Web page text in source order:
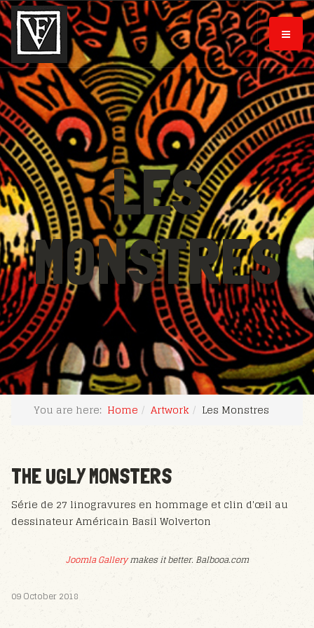
LES
MONSTRES
You are here: Home Artwork Les Monstres
THE UGLY MONSTERS
Série de 27 linogravures en hommage et clin d'œil au
dessinateur Américain Basil Wolverton
Joomla Gallerymakes it better. Balbooa.com
09 October 2018